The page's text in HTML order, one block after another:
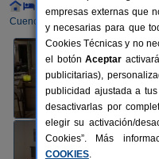
Alquiler completo y por
Cuenca
empresas externas que
y necesarias para que
Cookies Técnicas y no
el botónAceptar
publicitarias),
publicidad ajustada a
desactivarlas por
elegir su activación/
Cookies”. Más
COOKIES.